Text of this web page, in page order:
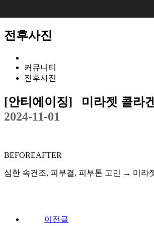
전후사진
커뮤니티
전후사진
[안티에이징]
미라젯 콜라
2024-11-01
BEFOREAFTER
심한 속건조, 피부결, 피부톤 고민 → 미라
이전글